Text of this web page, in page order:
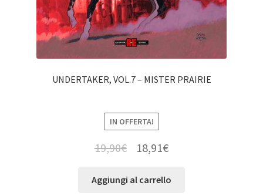
UNDERTAKER, VOL.7 – MISTER PRAIRIE
IN OFFERTA!
19,90€ 18,91€
Aggiungi al carrello